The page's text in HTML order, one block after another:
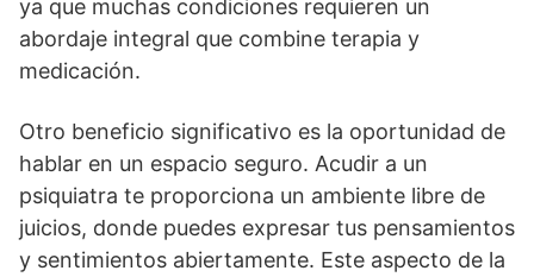
ya que muchas condiciones requieren un
abordaje integral que combine terapia y
medicación.
Otro beneficio significativo es la oportunidad de
hablar en un espacio seguro. Acudir a un
psiquiatra te proporciona un ambiente libre de
juicios, donde puedes expresar tus pensamientos
y sentimientos abiertamente. Este aspecto de la